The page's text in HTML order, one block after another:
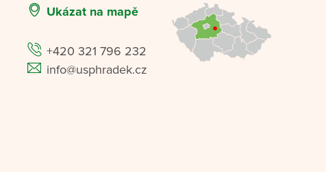
Ukázat na mapě
+420 321 796 232
info@usphradek.cz